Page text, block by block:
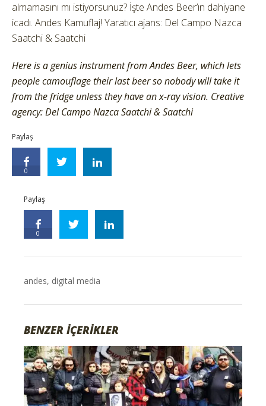
almamasını mı istiyorsunuz? İşte Andes Beer’ın dahiyane
icadı. Andes Kamuflaj! Yaratıcı ajans: Del Campo Nazca
Saatchi & Saatchi
Here is a genius instrument from Andes Beer, which lets
people camouflage their last beer so nobody will take it
from the fridge unless they have an x-ray vision. Creative
agency: Del Campo Nazca Saatchi & Saatchi
Paylaş
0
Paylaş
0
andes, digital media
BENZER İÇERİKLER